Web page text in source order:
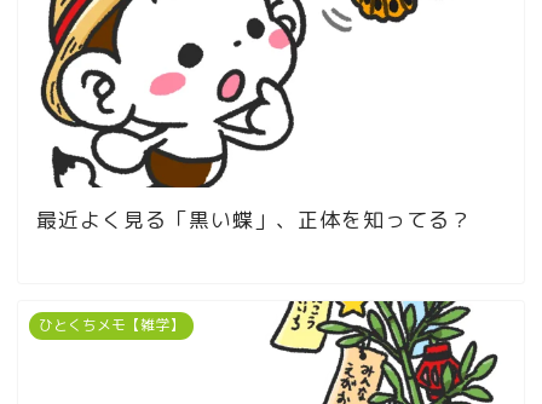
最近よく見る「黒い蝶」、正体を知ってる？
ひとくちメモ【雑学】